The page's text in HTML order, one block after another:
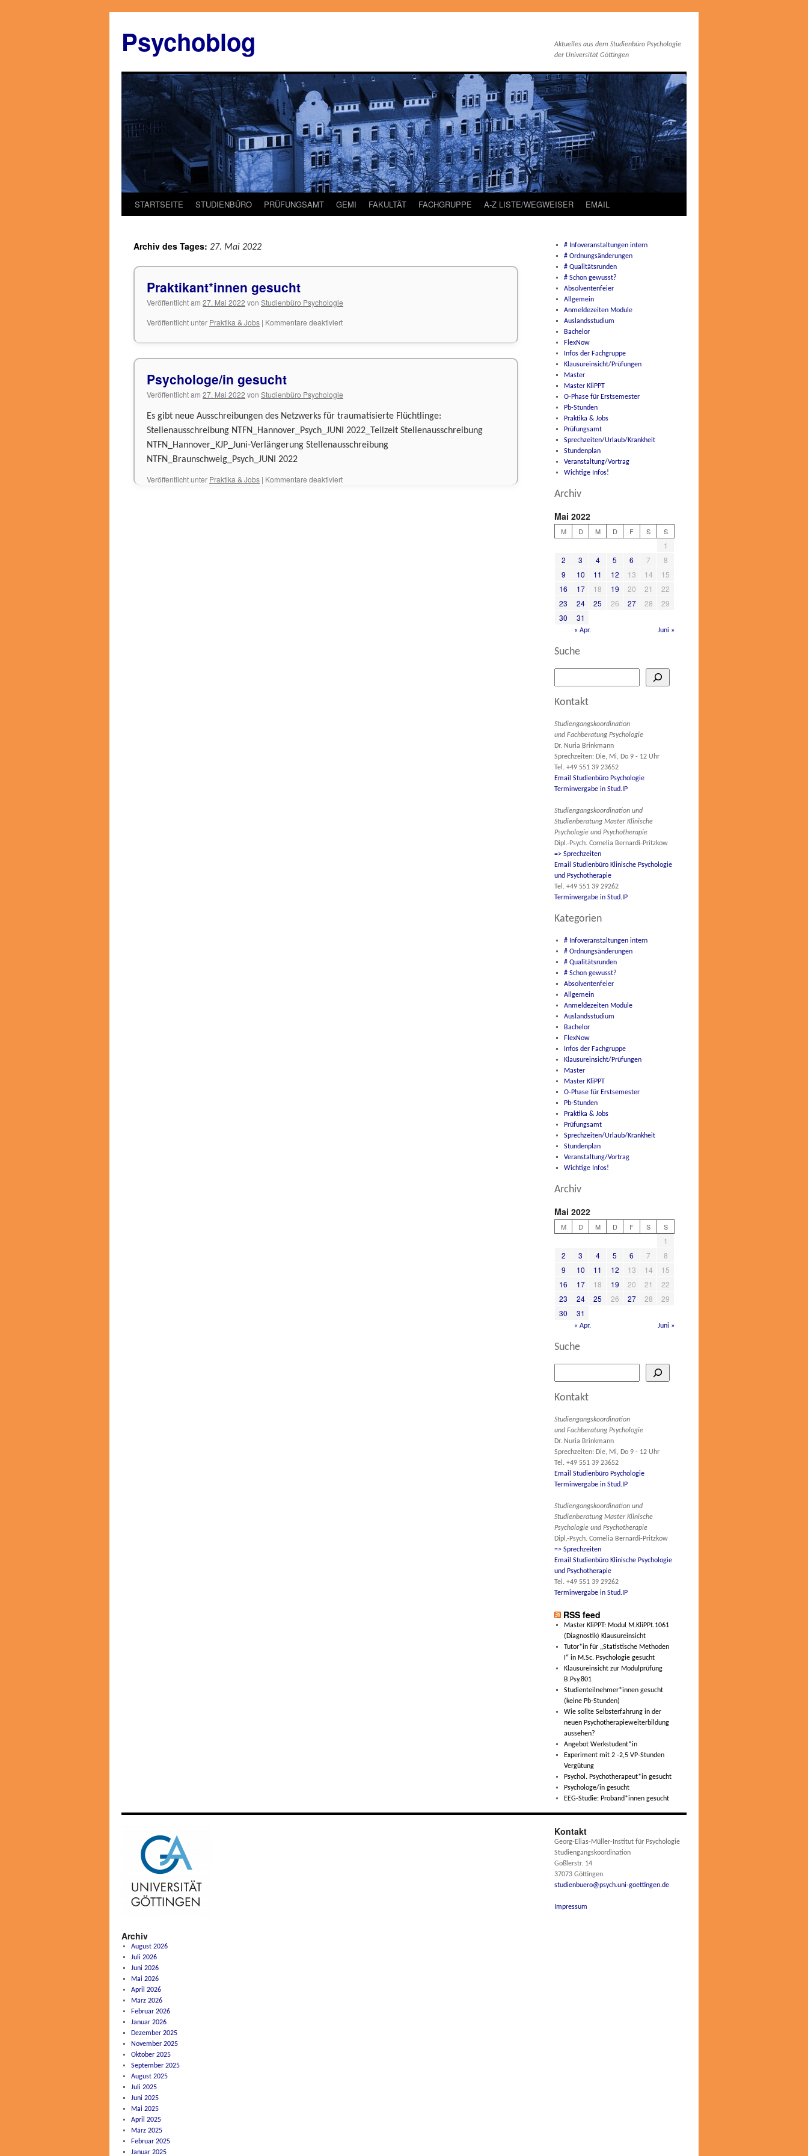
springen
Psychoblog
Aktuelles aus dem Studienbüro Psychologie
der Universität Göttingen
STARTSEITE STUDIENBÜRO PRÜFUNGSAMT GEMI FAKULTÄT FACHGRUPPE A-Z LISTE/WEGWEISER EMAIL
Archiv des Tages: 27. Mai 2022
Praktikant*innen gesucht
Veröffentlicht am 27. Mai 2022 von Studienbüro Psychologie
Veröffentlicht unter Praktika & Jobs | Kommentare deaktiviertfür
gesucht
Psychologe/in gesucht
Veröffentlicht am 27. Mai 2022 von Studienbüro Psychologie
Es gibt neue Ausschreibungen des Netzwerks für traumatisierte Flüchtlinge:
Stellenausschreibung NTFN_Hannover_Psych_JUNI 2022_Teilzeit Stellenausschreibung
NTFN_Hannover_KJP_Juni-Verlängerung Stellenausschreibung
NTFN_Braunschweig_Psych_JUNI 2022
Veröffentlicht unter Praktika & Jobs | Kommentare deaktiviertfür
# Infoveranstaltungen intern
# Ordnungsänderungen
# Qualitätsrunden
# Schon gewusst?
Absolventenfeier
Allgemein
Anmeldezeiten Module
Auslandsstudium
Bachelor
FlexNow
Infos der Fachgruppe
Klausureinsicht/Prüfungen
Master
Master KliPPT
O-Phase für Erstsemester
Pb-Stunden
Praktika & Jobs
Prüfungsamt
Sprechzeiten/Urlaub/Krankheit
Stundenplan
Veranstaltung/Vortrag
Wichtige Infos!
Archiv
Mai 2022
M D M D F S S
1
2
3 4 5 6 7
8
9
10 11 12 13 14
15
16
17 18 19 20 21
22
23
24 25 26 27 28
29
30
31
« Apr. Juni »
Suche
Kontakt
Studiengangskoordination
und Fachberatung Psychologie
Dr. Nuria Brinkmann
Sprechzeiten: Die, Mi, Do 9 - 12 Uhr
Tel. +49 551 39 23652
Email Studienbüro Psychologie
Terminvergabe in Stud.IP
Studiengangskoordination und
Studienberatung Master Klinische
Psychologie und Psychotherapie
Dipl.-Psych. Cornelia Bernardi-Pritzkow
=> Sprechzeiten
Email Studienbüro Klinische Psychologie
und Psychotherapie
Tel. +49 551 39 29262
Terminvergabe in Stud.IP
Kategorien
# Infoveranstaltungen intern
# Ordnungsänderungen
# Qualitätsrunden
# Schon gewusst?
Absolventenfeier
Allgemein
Anmeldezeiten Module
Auslandsstudium
Bachelor
FlexNow
Infos der Fachgruppe
Klausureinsicht/Prüfungen
Master
Master KliPPT
O-Phase für Erstsemester
Pb-Stunden
Praktika & Jobs
Prüfungsamt
Sprechzeiten/Urlaub/Krankheit
Stundenplan
Veranstaltung/Vortrag
Wichtige Infos!
Archiv
Mai 2022
M D M D F S S
1
2
3 4 5 6 7
8
9
10 11 12 13 14
15
16
17 18 19 20 21
22
23
24 25 26 27 28
29
30
31
« Apr. Juni »
Suche
Kontakt
Studiengangskoordination
und Fachberatung Psychologie
Dr. Nuria Brinkmann
Sprechzeiten: Die, Mi, Do 9 - 12 Uhr
Tel. +49 551 39 23652
Email Studienbüro Psychologie
Terminvergabe in Stud.IP
Studiengangskoordination und
Studienberatung Master Klinische
Psychologie und Psychotherapie
Dipl.-Psych. Cornelia Bernardi-Pritzkow
=> Sprechzeiten
Email Studienbüro Klinische Psychologie
und Psychotherapie
Tel. +49 551 39 29262
Terminvergabe in Stud.IP
RSS feed
Master KliPPT: Modul M.KliPPt.1061
(Diagnostik) Klausureinsicht
Tutor*in für „Statistische Methoden
I“ in M.Sc. Psychologie gesucht
Klausureinsicht zur Modulprüfung
B.Psy.801
Studienteilnehmer*innen gesucht
(keine Pb-Stunden)
Wie sollte Selbsterfahrung in der
neuen Psychotherapieweiterbildung
aussehen?
Angebot Werkstudent*in
Experiment mit 2 -2,5 VP-Stunden
Vergütung
Psychol. Psychotherapeut*in gesucht
Psychologe/in gesucht
EEG-Studie: Proband*innen gesucht
Archiv
August 2026
Juli 2026
Juni 2026
Mai 2026
April 2026
März 2026
Februar 2026
Januar 2026
Dezember 2025
November 2025
Oktober 2025
September 2025
August 2025
Juli 2025
Juni 2025
Mai 2025
April 2025
März 2025
Februar 2025
Januar 2025
Kontakt
Georg-Elias-Müller-Institut für Psychologie
Studiengangskoordination
Goßlerstr. 14
37073 Göttingen
studienbuero@psych.uni-goettingen.de
Impressum